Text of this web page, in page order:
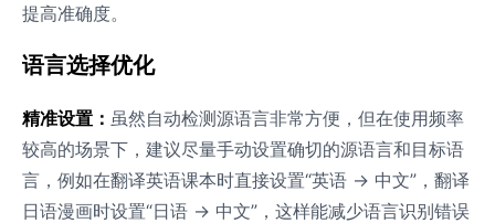
提高准确度。
语言选择优化
精准设置： 虽然自动检测源语言非常方便，但在使用频率
较高的场景下，建议尽量手动设置确切的源语言和目标语
言，例如在翻译英语课本时直接设置“英语 → 中文”，翻译
日语漫画时设置“日语 → 中文”，这样能减少语言识别错误